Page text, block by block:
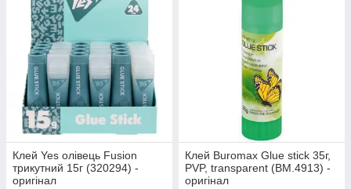
Клей Yes олівець Fusion
трикутний 15г (320294) -
оригінал
Клей Buromax Glue stick 35г,
PVP, transparent (BM.4913) -
оригінал